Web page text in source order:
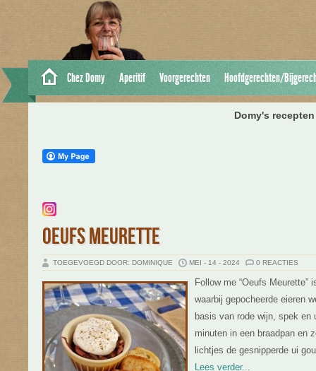
Chez Domy Aperitif Voorgerechten Hoofdgerechten/
Domy's recepten
OEUFS MEURETTE
TOEGEVOEGD DOOR: DOMINIQUE MEI - 14 - 2024 0 REACTIES
Follow me “Oeufs
waarbij gepocheerde eieren
basis van rode wijn, spek
minuten in een braadpan en
lichtjes de gesnipperde ui
Lees verder...